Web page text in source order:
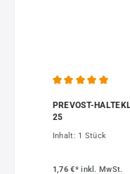
PREVOST-
25
Inhalt: 1 Stück
1,76 €*inkl. MwSt.